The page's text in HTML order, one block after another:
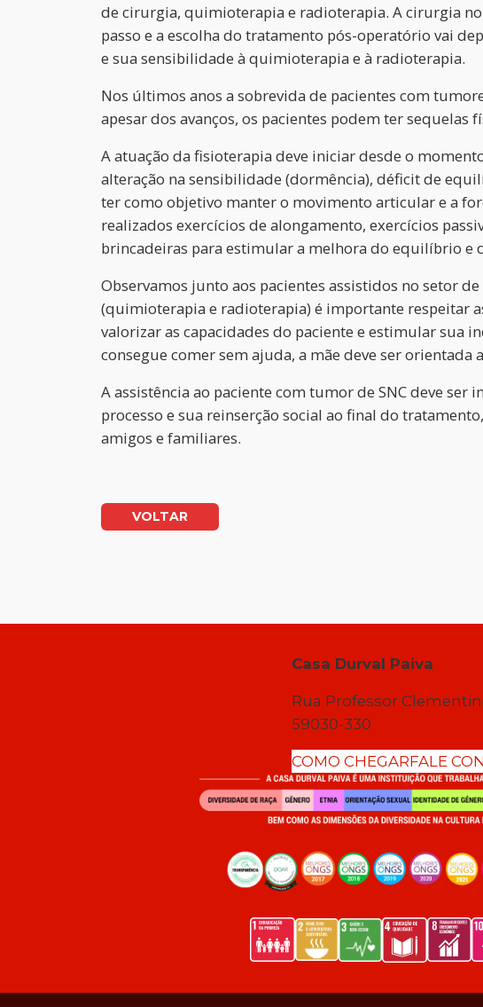
de cirurgia, quimioterapia e radioterapia. A cirurgia
passo e a escolha do tratamento pós-operatório vai
e sua sensibilidade à quimioterapia e à radioterapia.
Nos últimos anos a sobrevida de pacientes com
apesar dos avanços, os pacientes podem ter sequelas
A atuação da fisioterapia deve iniciar desde o
alteração na sensibilidade (dormência), déficit de
ter como objetivo manter o movimento articular e a
realizados exercícios de alongamento, exercícios
brincadeiras para estimular a melhora do equilíbrio e
Observamos junto aos pacientes assistidos no setor
(quimioterapia e radioterapia) é importante respeitar
valorizar as capacidades do paciente e estimular sua
consegue comer sem ajuda, a mãe deve ser
A assistência ao paciente com tumor de SNC deve
processo e sua reinserção social ao final do
amigos e familiares.
VOLTAR
Casa Durval Paiva
Rua Professor
59030-330
COMO CHEGARFALE